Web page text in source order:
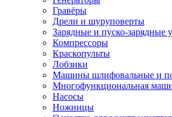
Гравёры
Дрели и шуруповерты
Зарядные и пуско-зарядные
Компрессоры
Краскопульты
Лобзики
Машины шлифовальные и
Многофункциональная
Насосы
Ножницы